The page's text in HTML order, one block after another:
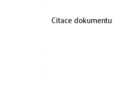
Citace dokumentu